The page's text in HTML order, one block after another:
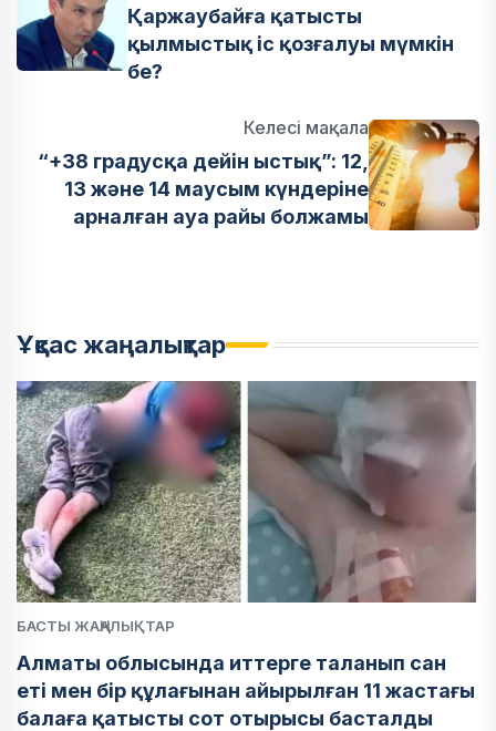
Қаржаубайға қатысты
қылмыстық іс қозғалуы мүмкін
бе?
Келесі мақала
“+38 градусқа дейін ыстық”: 12,
13 және 14 маусым күндеріне
арналған ауа райы болжамы
Ұқсас жаңалықтар
БАСТЫ ЖАҢАЛЫҚТАР
Алматы облысында иттерге таланып сан
еті мен бір құлағынан айырылған 11 жастағы
балаға қатысты сот отырысы басталды